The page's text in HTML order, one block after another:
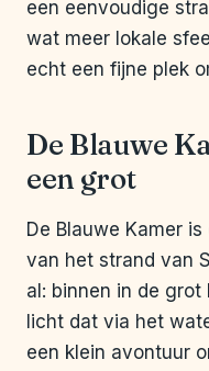
een eenvoudige
wat meer lokale
echt een fijne plek
De Blauwe
een grot
De Blauwe Kamer
van het strand van
al: binnen in de
licht dat via het
een klein avontuur